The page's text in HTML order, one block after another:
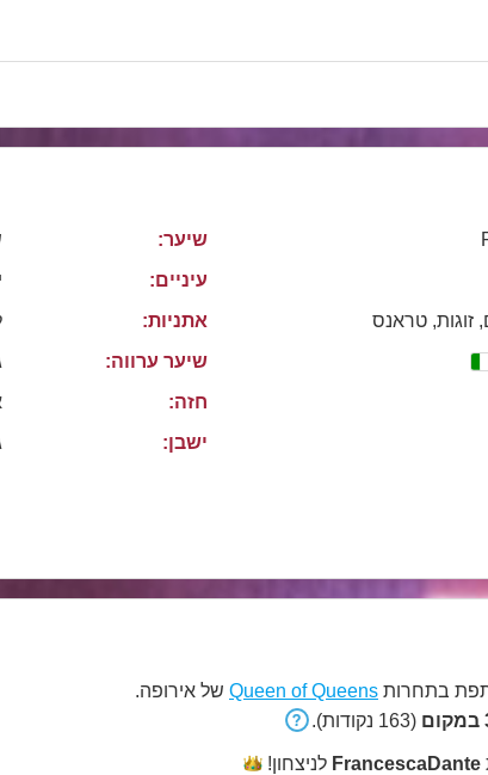
זוגות, טראנס
שיער:
עיניים:
אתניות:
שיער ערווה:
חזה:
ישבן:
בתחרות Queen of Queens של אירופה.
(163 נקודות).
FrancescaDante לניצחון!